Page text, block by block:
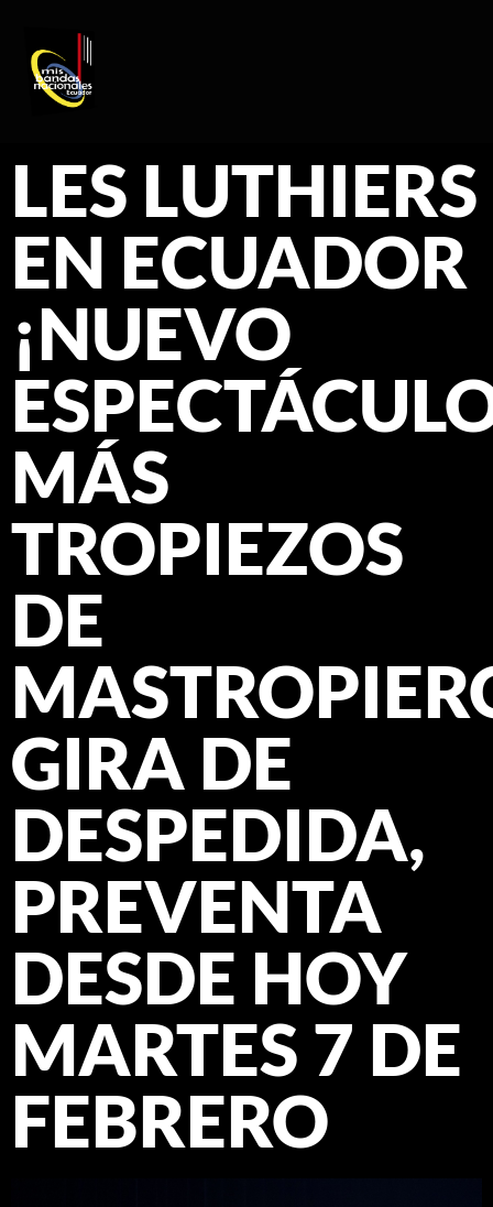
LES LUTHIERS
EN ECUADOR
¡NUEVO
MÁS
TROPIEZOS
DE
GIRA DE
DESPEDIDA,
PREVENTA
DESDE HOY
MARTES 7 DE
FEBRERO